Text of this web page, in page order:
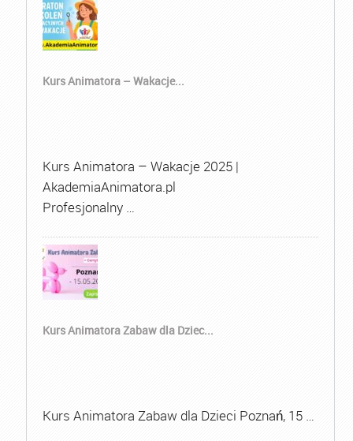
Kurs Animatora – Wakacje...
Kurs Animatora – Wakacje 2025 |
AkademiaAnimatora.pl
Profesjonalny …
Kurs Animatora Zabaw dla Dziec...
Kurs Animatora Zabaw dla Dzieci Poznań, 15 …